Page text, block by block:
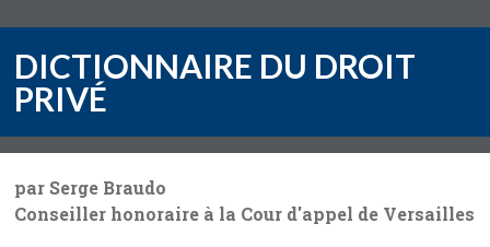
DICTIONNAIRE DU DROIT
PRIVÉ
par Serge Braudo
Conseiller honoraire à la Cour d'appel de Versailles